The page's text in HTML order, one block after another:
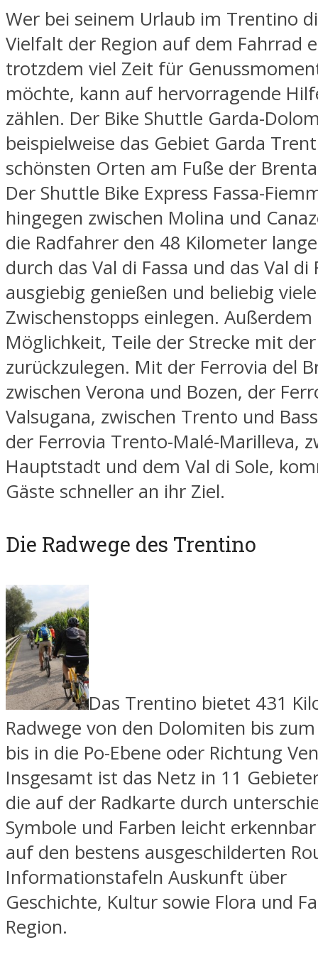
Wer bei seinem Urlaub im Trentino
Vielfalt der Region auf dem Fahrrad
trotzdem viel Zeit für
möchte, kann auf hervorragende
zählen. Der Bike Shuttle Garda-
beispielweise das Gebiet Garda
schönsten Orten am Fuße der
Der Shuttle Bike Express Fassa-
hingegen zwischen Molina und
die Radfahrer den 48 Kilometer
durch das Val di Fassa und das Val di
ausgiebig genießen und beliebig viele
Zwischenstopps einlegen.
Möglichkeit, Teile der Strecke mit
zurückzulegen. Mit der Ferrovia del
zwischen Verona und Bozen, der
Valsugana, zwischen Trento und
der Ferrovia Trento-Malé-Marilleva,
Hauptstadt und dem Val di Sole,
Gäste schneller an ihr Ziel.
Die Radwege des Trentino
Das Trentino bietet 431
Radwege von den Dolomiten bis
bis in die Po-Ebene oder Richtung
Insgesamt ist das Netz in 11
die auf der Radkarte durch
Symbole und Farben leicht
auf den bestens ausgeschilderten
Informationstafeln Auskunft über
Geschichte, Kultur sowie Flora und
Region.